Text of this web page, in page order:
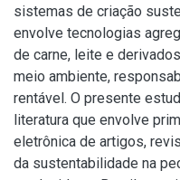
sistemas de criação
envolve tecnologias
de carne, leite e
meio ambiente,
rentável. O presente
literatura que envolve
eletrônica de artigos,
da sustentabilidade na